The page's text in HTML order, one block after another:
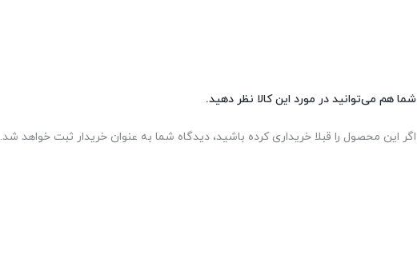
شما هم می‌توانید در مورد این کالا نظر دهید.
اگر این محصول را قبلا خریداری کرده باشید، دیدگاه شما به عنوان خریدار ثبت خواهد شد.